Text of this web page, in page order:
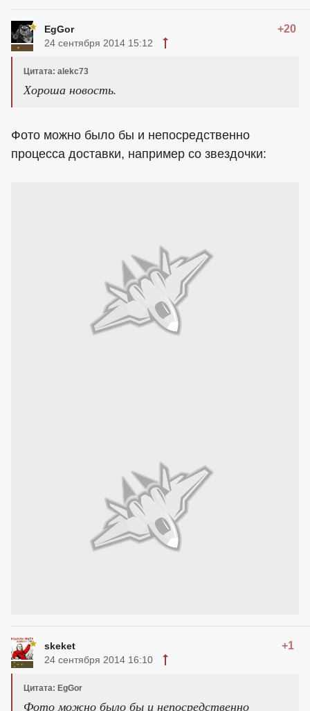
EgGor +20
24 сентября 2014 15:12
Цитата: alekc73
Хороша новость.
Фото можно было бы и непосредственно
процесса доставки, например со звездочки:
skeket +1
24 сентября 2014 16:10
Цитата: EgGor
Фото можно было бы и непосредственно